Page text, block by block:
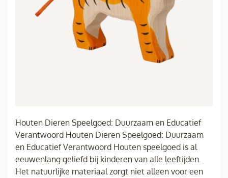
Houten Dieren Speelgoed: Duurzaam en Educatief
Verantwoord Houten Dieren Speelgoed: Duurzaam
en Educatief Verantwoord Houten speelgoed is al
eeuwenlang geliefd bij kinderen van alle leeftijden.
Het natuurlijke materiaal zorgt niet alleen voor een